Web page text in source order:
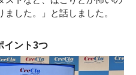
した。」と話しました。
イント3つ